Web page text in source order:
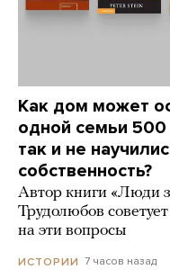
Как дом может
одной семьи 500
так и не
собственность?
Автор книги «Люди
Трудолюбов
на эти вопросы
ИСТОРИИ 7 часов назад